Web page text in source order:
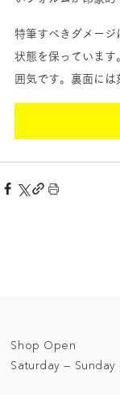
特筆すべきダメージ
状態を保っています
囲気です。裏面には
Shop Open
Saturday —